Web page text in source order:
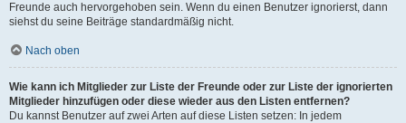
Freunde auch hervorgehoben sein. Wenn du einen Benutzer ignorierst, dann
siehst du seine Beiträge standardmäßig nicht.
Nach oben
Wie kann ich Mitglieder zur Liste der Freunde oder zur Liste der ignorierten
Mitglieder hinzufügen oder diese wieder aus den Listen entfernen?
Du kannst Benutzer auf zwei Arten auf diese Listen setzen: In jedem